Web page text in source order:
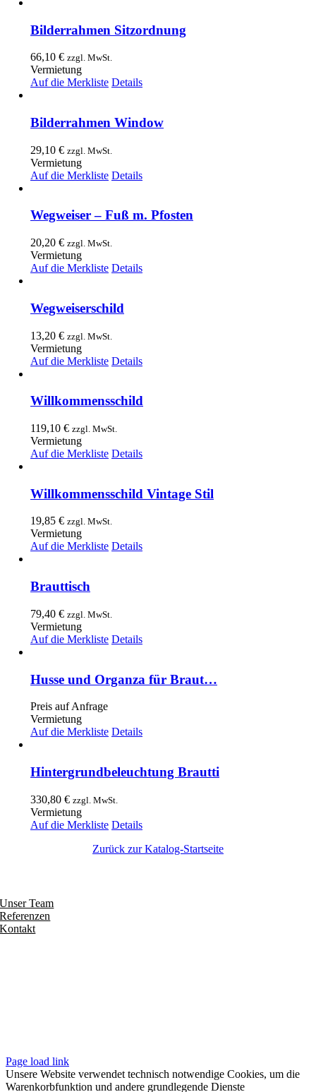
Bilderrahmen Sitzordnung
66,10 € zzgl. MwSt.
Vermietung
Auf die Merkliste Details
Bilderrahmen Window
29,10 € zzgl. MwSt.
Vermietung
Auf die Merkliste Details
Wegweiser – Fuß m. Pfosten
20,20 € zzgl. MwSt.
Vermietung
Auf die Merkliste Details
Wegweiserschild
13,20 € zzgl. MwSt.
Vermietung
Auf die Merkliste Details
Willkommensschild
119,10 € zzgl. MwSt.
Vermietung
Auf die Merkliste Details
Willkommensschild Vintage Stil
19,85 € zzgl. MwSt.
Vermietung
Auf die Merkliste Details
Brauttisch
79,40 € zzgl. MwSt.
Vermietung
Auf die Merkliste Details
Husse und Organza für Braut…
Preis auf Anfrage
Vermietung
Auf die Merkliste Details
Hintergrundbeleuchtung Brautti
330,80 € zzgl. MwSt.
Vermietung
Auf die Merkliste Details
Zurück zur Katalog-Startseite
Unser Team
Referenzen
Kontakt
Page load link
Unsere Website verwendet technisch notwendige Cookies, um die
Warenkorbfunktion und andere grundlegende Dienste